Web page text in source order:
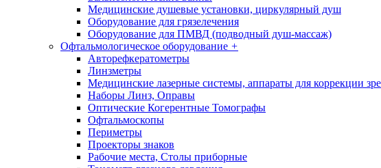
Медицинские душевые установки, циркулярный душ
Оборудование для грязелечения
Оборудование для ПМВД (подводный душ-массаж)
Офтальмологическое оборудование +
Авторефкератометры
Линзметры
Медицинские лазерные системы, аппараты для коррекции
Наборы Линз, Оправы
Оптические Когерентные Томографы
Офтальмоскопы
Периметры
Проекторы знаков
Рабочие места, Столы приборные